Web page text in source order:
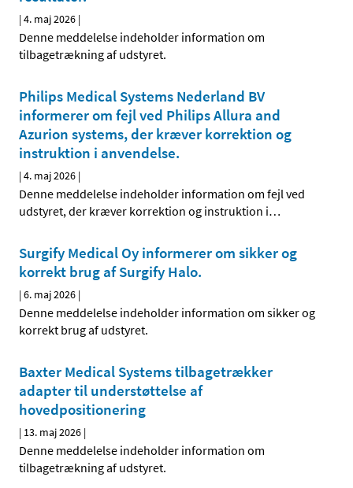
|4. maj 2026 |
Denne meddelelse indeholder information om
tilbagetrækning af udstyret.
Philips Medical Systems Nederland BV
informerer om fejl ved Philips Allura and
Azurion systems, der kræver korrektion og
instruktion i anvendelse.
|4. maj 2026 |
Denne meddelelse indeholder information om fejl ved
udstyret, der kræver korrektion og instruktion i…
Surgify Medical Oy informerer om sikker og
korrekt brug af Surgify Halo.
|6. maj 2026 |
Denne meddelelse indeholder information om sikker og
korrekt brug af udstyret.
Baxter Medical Systems tilbagetrækker
adapter til understøttelse af
hovedpositionering
| 13. maj 2026 |
Denne meddelelse indeholder information om
tilbagetrækning af udstyret.